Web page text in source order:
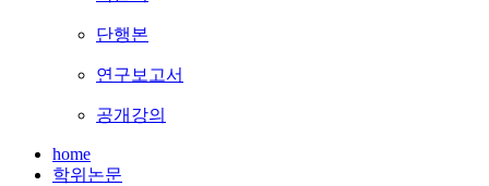
단행본
연구보고서
공개강의
home
학위논문